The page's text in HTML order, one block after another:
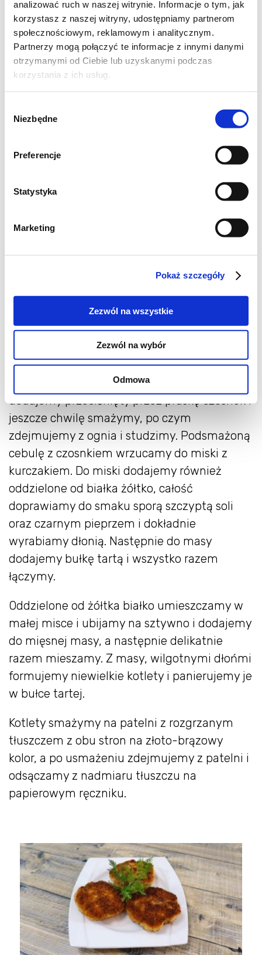
analizować ruch w naszej witrynie. Informacje o tym, jak
korzystasz z naszej witryny, udostępniamy partnerom
społecznościowym, reklamowym i analitycznym.
Partnerzy mogą połączyć te informacje z innymi danymi
otrzymanymi od Ciebie lub uzyskanymi podczas
korzystania z ich usług.
zgody
Niezbędne
Preferencje
Statystyka
Marketing
Pokaż szczegóły
Zezwól na wszystkie
Zezwól na wybór
Odmowa
6 porcji:
filet z kurczaka (około 600 g)
1 cebula
1 jajko
3 ząbki czosnku przeciśnięte przez
3-6 łyżek bułki tartej + bułka tarta do
olej do smażenia
sól
Jak zrobić kotlety pożarskie?
Umytą i oczyszczoną pierś z kurczaka dość
drobno siekamy, po czym przekładamy do
miski. Obraną cebulę kroimy w drobną kostkę.
Pokrojoną cebulę podsmażamy na patelni z
rozgrzanym olejem do momentu aż się
zeszkli, często mieszamy, następnie
dodajemy przeciśnięty przez praskę czosnek i
jeszcze chwilę smażymy, po czym
zdejmujemy z ognia i studzimy. Podsmażoną
cebulę z czosnkiem wrzucamy do miski z
kurczakiem. Do miski dodajemy również
oddzielone od białka żółtko, całość
doprawiamy do smaku sporą szczyptą soli
oraz czarnym pieprzem i dokładnie
wyrabiamy dłonią. Następnie do masy
dodajemy bułkę tartą i wszystko razem
łączymy.
Oddzielone od żółtka białko umieszczamy w
małej misce i ubijamy na sztywno i dodajemy
do mięsnej masy, a następnie delikatnie
razem mieszamy. Z masy, wilgotnymi dłońmi
formujemy niewielkie kotlety i panierujemy je
w bułce tartej.
Kotlety smażymy na patelni z rozgrzanym
tłuszczem z obu stron na złoto-brązowy
kolor, a po usmażeniu zdejmujemy z patelni i
odsączamy z nadmiaru tłuszczu na
papierowym ręczniku.